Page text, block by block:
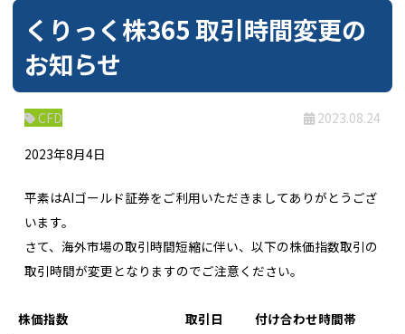
くりっく株365 取引時間変更の
お知らせ
CFD 2023.08.24
2023年8月4日
平素はAIゴールド証券をご利用いただきましてありがとうござ
います。
さて、海外市場の取引時間短縮に伴い、以下の株価指数取引の
取引時間が変更となりますのでご注意ください。
株価指数 取引日 付け合わせ時間帯